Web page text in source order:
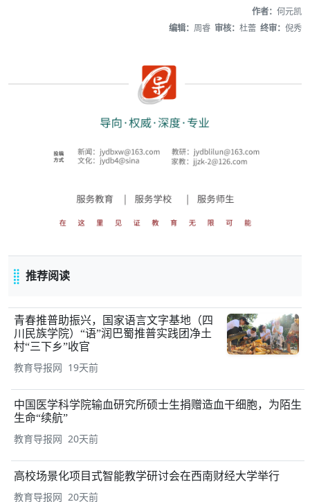
作者： 何元凯
编辑： 周睿 审核： 杜蕾 终审： 倪秀
推荐阅读
青春推普助振兴，国家语言文字基地（四
川民族学院）“语”润巴蜀推普实践团净土
村“三下乡”收官
教育导报网 19天前
中国医学科学院输血研究所硕士生捐赠造血干细胞，为陌生
生命“续航”
教育导报网 20天前
高校场景化项目式智能教学研讨会在西南财经大学举行
教育导报网 20天前